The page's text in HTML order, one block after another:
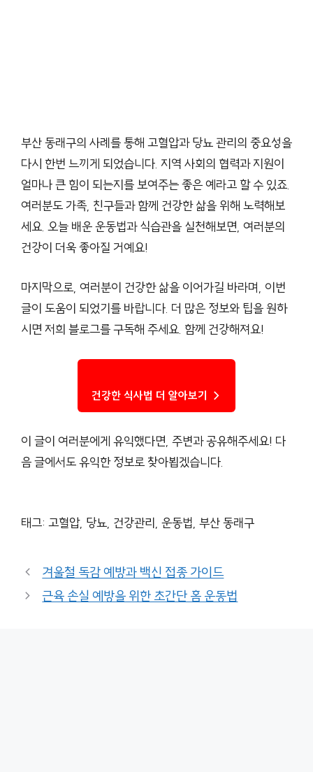
부산 동래구의 사례를 통해 고혈압과 당뇨 관리의 중요성을
다시 한번 느끼게 되었습니다. 지역 사회의 협력과 지원이
얼마나 큰 힘이 되는지를 보여주는 좋은 예라고 할 수 있죠.
여러분도 가족, 친구들과 함께 건강한 삶을 위해 노력해보
세요. 오늘 배운 운동법과 식습관을 실천해보면, 여러분의
건강이 더욱 좋아질 거예요!
마지막으로, 여러분이 건강한 삶을 이어가길 바라며, 이번
글이 도움이 되었기를 바랍니다. 더 많은 정보와 팁을 원하
시면 저희 블로그를 구독해 주세요. 함께 건강해져요!
건강한 식사법 더 알아보기 →
이 글이 여러분에게 유익했다면, 주변과 공유해주세요! 다
음 글에서도 유익한 정보로 찾아뵙겠습니다.
태그: 고혈압, 당뇨, 건강관리, 운동법, 부산 동래구
겨울철 독감 예방과 백신 접종 가이드
근육 손실 예방을 위한 초간단 홈 운동법